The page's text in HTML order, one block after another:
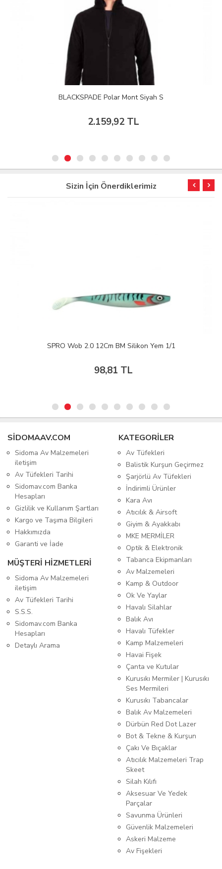
BLACKSPADE Polar Mont Siyah S
2.159,92 TL
Sizin İçin Önerdiklerimiz
SPRO Wob 2.0 12Cm BM Silikon Yem 1/1
98,81 TL
SIDOMAAV.COM
Sidoma Av Malzemeleri
iletişim
Av Tüfekleri Tarihi
Sidomav.com Banka
Hesapları
Gizlilik ve Kullanım Şartları
Kargo ve Taşıma Bilgileri
Hakkımızda
Garanti ve İade
MÜŞTERİ HİZMETLERİ
Sidoma Av Malzemeleri
iletişim
Av Tüfekleri Tarihi
S.S.S.
Sidomav.com Banka
Hesapları
Detaylı Arama
KATEGORİLER
Av Tüfekleri
Balistik Kurşun Geçirmez
Şarjörlü Av Tüfekleri
İndirimli Ürünler
Kara Avı
Atıcılık & Airsoft
Giyim & Ayakkabı
MKE MERMİLER
Optik & Elektronik
Tabanca Ekipmanları
Av Malzemeleri
Kamp & Outdoor
Ok Ve Yaylar
Havalı Silahlar
Balık Avı
Havalı Tüfekler
Kamp Malzemeleri
Havai Fişek
Çanta ve Kutular
Kurusıkı Mermiler | Kurusıkı
Ses Mermileri
Kurusıkı Tabancalar
Balık Av Malzemeleri
Dürbün Red Dot Lazer
Bot & Tekne & Kurşun
Çakı Ve Bıçaklar
Atıcılık Malzemeleri Trap
Skeet
Silah Kılıfı
Aksesuar Ve Yedek
Parçalar
Savunma Ürünleri
Güvenlik Malzemeleri
Askeri Malzeme
Av Fişekleri